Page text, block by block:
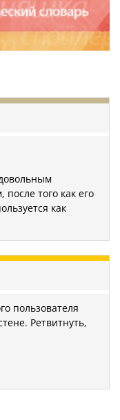
того как его
как
пользователя
Ретвитнуть,